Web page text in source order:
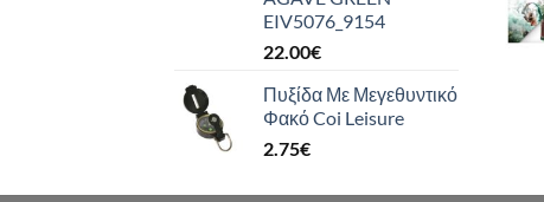
EIV5076_9154
22.00€
Πυξίδα Με Μεγεθυντικό
Φακό Coi Leisure
2.75€